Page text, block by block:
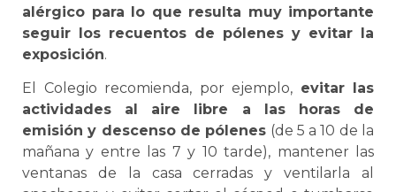
alérgico para lo que resulta muy importante
seguir los recuentos de pólenes y evitar la
exposición.
El Colegio recomienda, por ejemplo, evitar las
actividades al aire libre a las horas de
emisión y descenso de pólenes (de 5 a 10 de la
mañana y entre las 7 y 10 tarde), mantener las
ventanas de la casa cerradas y ventilarla al